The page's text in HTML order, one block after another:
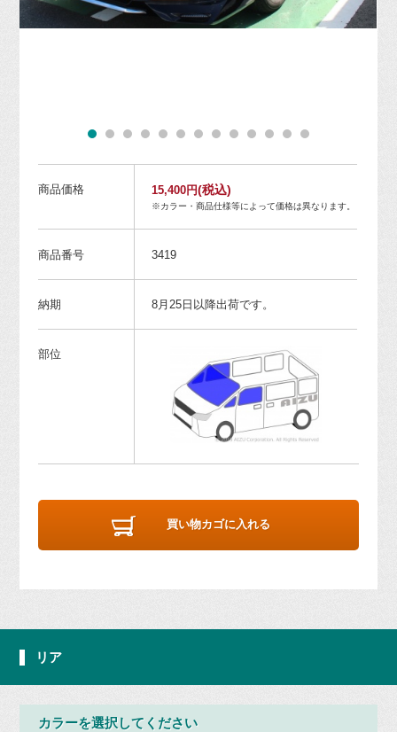
商品価格 15,400円(税込)
※カラー・商品仕様等によって価格は異なります。
商品番号 3419
納期 8月25日以降出荷です。
部位
買い物カゴに入れる
リア
カラーを選択してください